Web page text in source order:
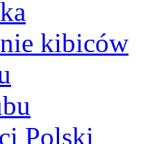
kibiców
Polski